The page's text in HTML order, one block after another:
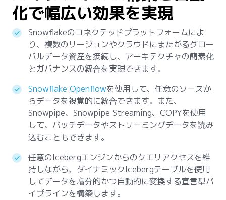
化で幅広い効果を実現
Snowflakeのコネクテッドプラットフォームによ
り、複数のリージョンやクラウドにまたがるグロー
バルデータ資産を接続し、アーキテクチャの簡素化
とガバナンスの統合を実現できます。
Snowflake Openflowを使用して、任意のソースか
らデータを視覚的に統合できます。また、
Snowpipe、Snowpipe Streaming、COPYを使用
して、バッチデータやストリーミングデータを読み
込むこともできます。
任意のIcebergエンジンからのクエリアクセスを維
持しながら、ダイナミックIcebergテーブルを使用
してデータを増分的かつ自動的に変換する宣言型パ
イプラインを構築します。